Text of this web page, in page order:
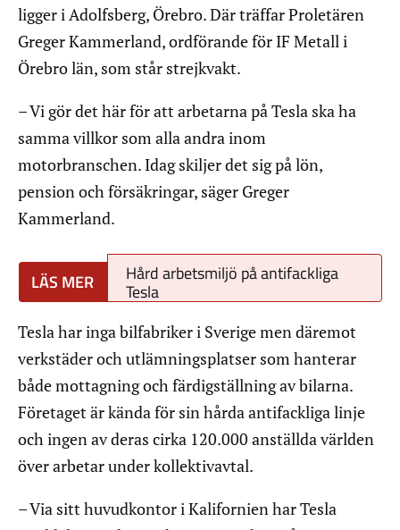
ligger i Adolfsberg, Örebro. Där träffar Proletären
Greger Kammerland, ordförande för IF Metall i
Örebro län, som står strejkvakt.
– Vi gör det här för att arbetarna på Tesla ska ha
samma villkor som alla andra inom
motorbranschen. Idag skiljer det sig på lön,
pension och försäkringar, säger Greger
Kammerland.
Hård arbetsmiljö på antifackliga
Tesla
Tesla har inga bilfabriker i Sverige men däremot
verkstäder och utlämningsplatser som hanterar
både mottagning och färdigställning av bilarna.
Företaget är kända för sin hårda antifackliga linje
och ingen av deras cirka 120.000 anställda världen
över arbetar under kollektivavtal.
– Via sitt huvudkontor i Kalifornien har Tesla